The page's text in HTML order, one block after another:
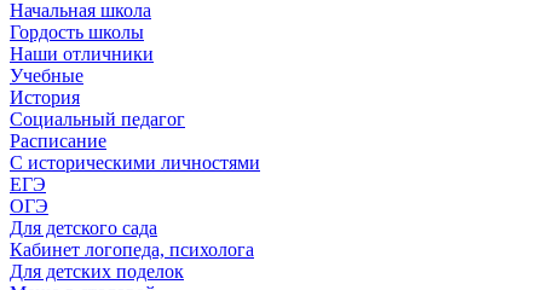
Начальная школа
Гордость школы
Наши отличники
Учебные
История
Социальный педагог
Расписание
С историческими личностями
ЕГЭ
ОГЭ
Для детского сада
Кабинет логопеда, психолога
Для детских поделок